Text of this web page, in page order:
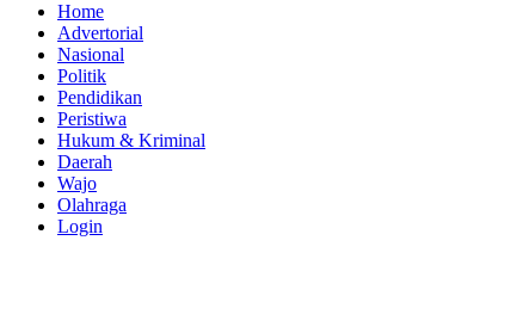
Home
Advertorial
Nasional
Politik
Pendidikan
Peristiwa
Hukum & Kriminal
Daerah
Wajo
Olahraga
Login